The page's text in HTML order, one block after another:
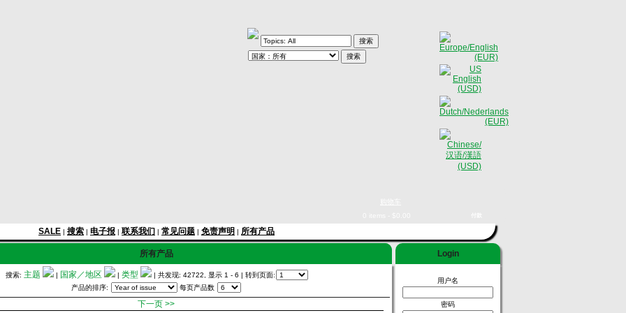
SALE | 搜索 | 电子报 | 联系我们 | 常见问题 | 免责声明 | 所有产品
所有产品
搜索: 主题 | 国家／地区 | 类型 | 共发现: 42722, 显示 1 - 6 | 转到页面:
产品的排序:
每页产品数
下一页 >>
Login
用户名
密码